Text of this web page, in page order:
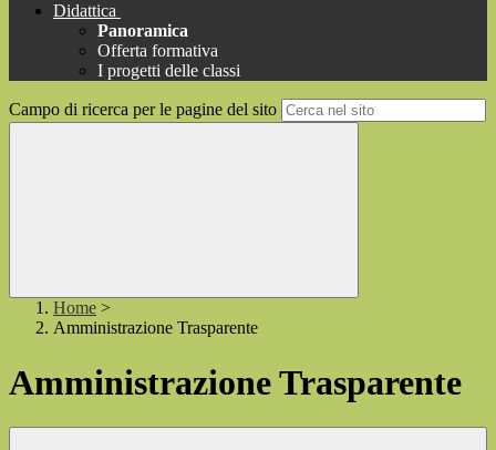
Didattica
Panoramica
Offerta formativa
I progetti delle classi
Campo di ricerca per le pagine del sito
Home >
Amministrazione Trasparente
Amministrazione Trasparente